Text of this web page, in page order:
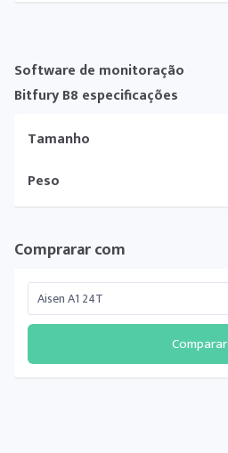
Software de monitoração
Bitfury B8 especificações
Tamanho
Peso
Comprarar com
Comparar